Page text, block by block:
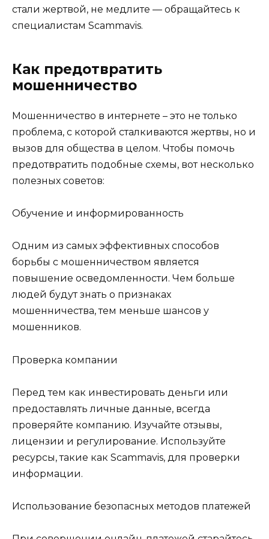
стали жертвой, не медлите — обращайтесь к
специалистам Scammavis.
Как предотвратить
мошенничество
Мошенничество в интернете – это не только
проблема, с которой сталкиваются жертвы, но и
вызов для общества в целом. Чтобы помочь
предотвратить подобные схемы, вот несколько
полезных советов:
Обучение и информированность
Одним из самых эффективных способов
борьбы с мошенничеством является
повышение осведомленности. Чем больше
людей будут знать о признаках
мошенничества, тем меньше шансов у
мошенников.
Проверка компании
Перед тем как инвестировать деньги или
предоставлять личные данные, всегда
проверяйте компанию. Изучайте отзывы,
лицензии и регулирование. Используйте
ресурсы, такие как Scammavis, для проверки
информации.
Использование безопасных методов платежей